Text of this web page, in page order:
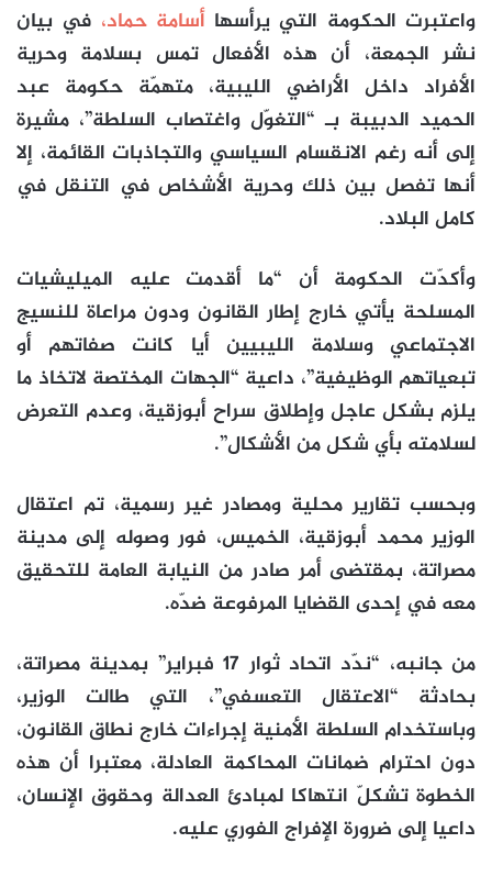
واعتبرت الحكومة التي يرأسهاأسامة حماد، في بيان
نشر الجمعة، أن هذه الأفعال تمس بسلامة وحرية
الأفراد داخل الأراضي الليبية، متهمّة حكومة عبد
الحميد الدبيبة بـ “التغوّل واغتصاب السلطة”، مشيرة
إلى أنه رغم الانقسام السياسي والتجاذبات القائمة، إلا
أنها تفصل بين ذلك وحرية الأشخاص في التنقل في
كامل البلاد.
وأكدّت الحكومة أن “ما أقدمت عليه الميليشيات
المسلحة يأتي خارج إطار القانون ودون مراعاة للنسيج
الاجتماعي وسلامة الليبيين أيا كانت صفاتهم أو
تبعياتهم الوظيفية”، داعية “الجهات المختصة لاتخاذ ما
يلزم بشكل عاجل وإطلاق سراح أبوزقية، وعدم التعرض
لسلامته بأي شكل من الأشكال”.
وبحسب تقارير محلية ومصادر غير رسمية، تم اعتقال
الوزير محمد أبوزقية، الخميس، فور وصوله إلى مدينة
مصراتة، بمقتضى أمر صادر من النيابة العامة للتحقيق
معه في إحدى القضايا المرفوعة ضدّه.
من جانبه، “ندّد اتحاد ثوار 17 فبراير” بمدينة مصراتة،
بحادثة “الاعتقال التعسفي”، التي طالت الوزير،
وباستخدام السلطة الأمنية إجراءات خارج نطاق القانون،
دون احترام ضمانات المحاكمة العادلة، معتبرا أن هذه
الخطوة تشكلّ انتهاكا لمبادئ العدالة وحقوق الإنسان،
داعيا إلى ضرورة الإفراج الفوري عليه.